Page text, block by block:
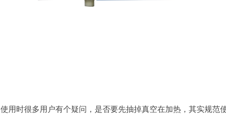
使用时很多用户有个疑问，是否要先抽掉真空在加热，其实规范